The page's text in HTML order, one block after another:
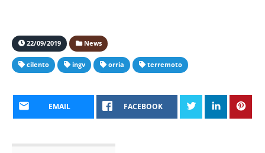
22/09/2019 News
cilento ingv orria terremoto
EMAIL FACEBOOK